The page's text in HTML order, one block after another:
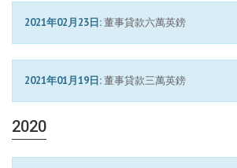
2021年02月23日:董事貸款六萬英鎊
2021年01月19日:董事貸款三萬英鎊
2020